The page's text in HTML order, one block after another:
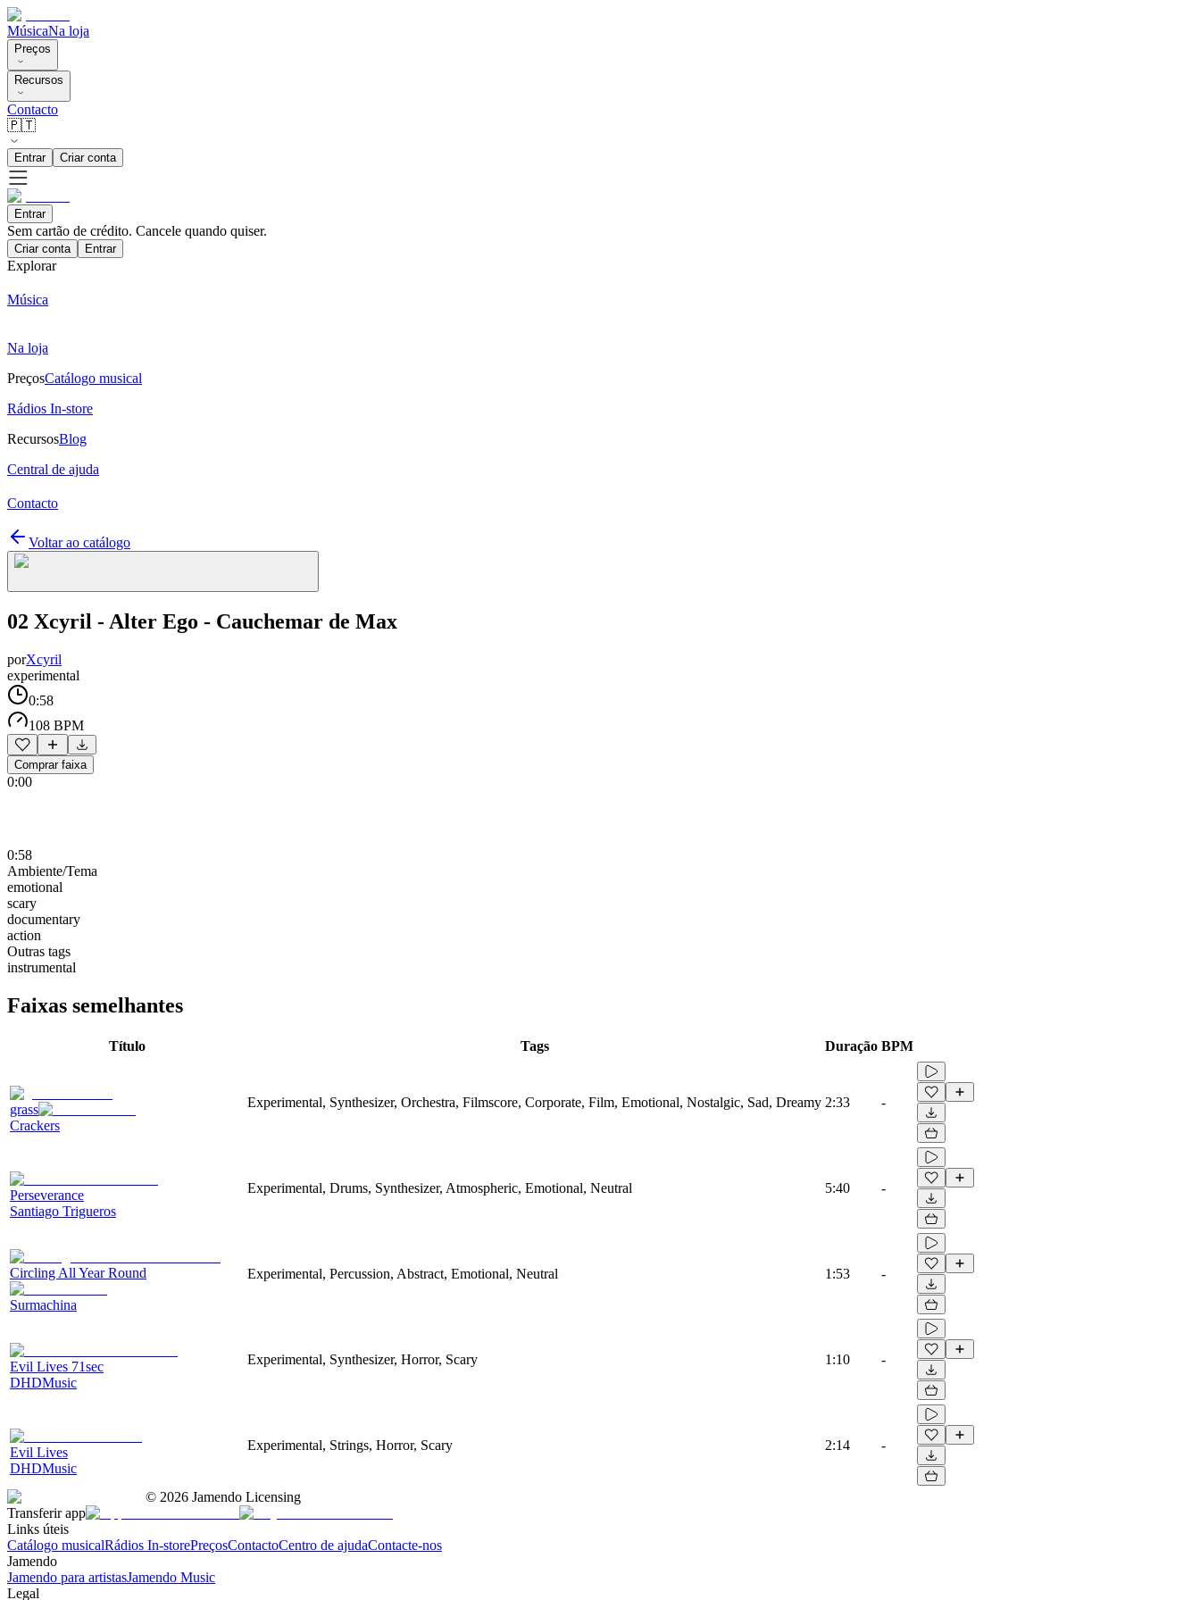
MúsicaNa loja
Preços
Recursos
Contacto
🇵🇹
Entrar Criar conta
Entrar
Sem cartão de crédito. Cancele quando quiser.
Criar conta Entrar
Explorar
Música
Na loja
PreçosCatálogo musical
Rádios In-store
RecursosBlog
Central de ajuda
Contacto
Voltar ao catálogo
02 Xcyril - Alter Ego - Cauchemar de Max
porXcyril
experimental
0:58
108 BPM
Comprar faixa
0:00
0:58
Ambiente/Tema
emotional
scary
documentary
action
Outras tags
instrumental
Faixas semelhantes
Título Tags Duração BPM
grass
Crackers
Experimental, Synthesizer, Orchestra, Filmscore, Corporate, Film, Emotional, Nostalgic, Sad, Dreamy 2:33 -
Perseverance
Santiago Trigueros
Experimental, Drums, Synthesizer, Atmospheric, Emotional, Neutral 5:40 -
Circling All Year Round
Surmachina
Experimental, Percussion, Abstract, Emotional, Neutral 1:53 -
Evil Lives 71sec
DHDMusic
Experimental, Synthesizer, Horror, Scary 1:10 -
Evil Lives
DHDMusic
Experimental, Strings, Horror, Scary 2:14 -
© 2026 Jamendo Licensing
Transferir app
Links úteis
Catálogo musicalRádios In-storePreçosContactoCentro de ajudaContacte-nos
Jamendo
Jamendo para artistasJamendo Music
Legal